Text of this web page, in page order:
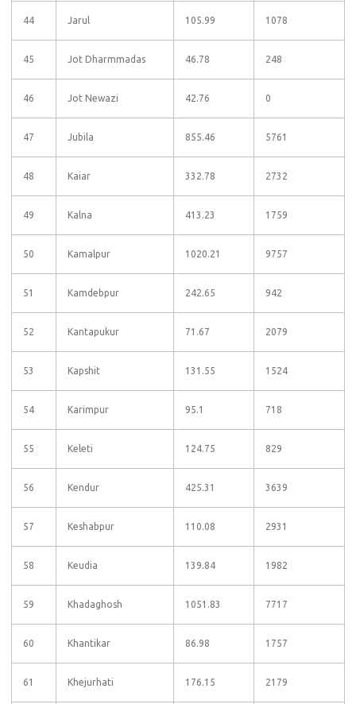
44 Jarul 105.99 1078
45 Jot Dharmmadas 46.78 248
46 Jot Newazi 42.76 0
47 Jubila 855.46 5761
48 Kaiar 332.78 2732
49 Kalna 413.23 1759
50 Kamalpur 1020.21 9757
51 Kamdebpur 242.65 942
52 Kantapukur 71.67 2079
53 Kapshit 131.55 1524
54 Karimpur 95.1 718
55 Keleti 124.75 829
56 Kendur 425.31 3639
57 Keshabpur 110.08 2931
58 Keudia 139.84 1982
59 Khadaghosh 1051.83 7717
60 Khantikar 86.98 1757
61 Khejurhati 176.15 2179